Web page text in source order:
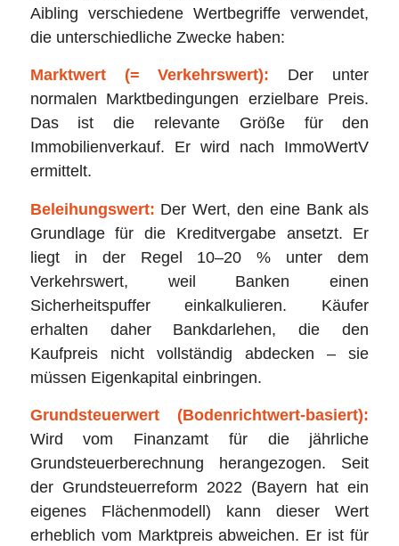
Aibling verschiedene Wertbegriffe verwendet,
die unterschiedliche Zwecke haben:
Marktwert (= Verkehrswert): Der unter
normalen Marktbedingungen erzielbare Preis.
Das ist die relevante Größe für den
Immobilienverkauf. Er wird nach ImmoWertV
ermittelt.
Beleihungswert: Der Wert, den eine Bank als
Grundlage für die Kreditvergabe ansetzt. Er
liegt in der Regel 10–20 % unter dem
Verkehrswert, weil Banken einen
Sicherheitspuffer einkalkulieren. Käufer
erhalten daher Bankdarlehen, die den
Kaufpreis nicht vollständig abdecken – sie
müssen Eigenkapital einbringen.
Grundsteuerwert (Bodenrichtwert-basiert):
Wird vom Finanzamt für die jährliche
Grundsteuerberechnung herangezogen. Seit
der Grundsteuerreform 2022 (Bayern hat ein
eigenes Flächenmodell) kann dieser Wert
erheblich vom Marktpreis abweichen. Er ist für